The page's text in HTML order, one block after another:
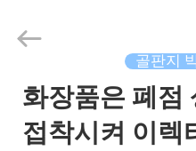
집
Yang
Reserved.
골판지
화장품은 폐점
접착시켜 이렉